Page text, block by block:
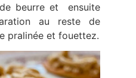
beurre et ensuite
au reste de
pralinée et fouettez.